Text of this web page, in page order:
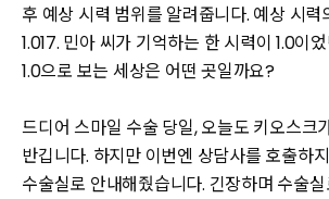
후 예상 시력 범위를 알려줍니다. 예상 시력
1.017. 민아 씨가 기억하는 한 시력이 1.0이
1.0으로 보는 세상은 어떤 곳일까요?
드디어 스마일 수술 당일, 오늘도 키오스크
반깁니다. 하지만 이번엔 상담사를 호출하
수술실로 안내해줬습니다. 긴장하며 수술